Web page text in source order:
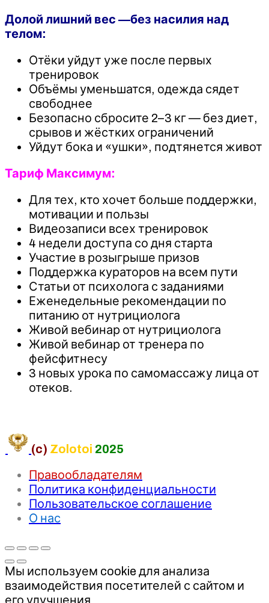
Долой лишний вес —без насилия над
телом:
Отёки уйдут уже после первых
тренировок
Объёмы уменьшатся, одежда сядет
свободнее
Безопасно сбросите 2–3 кг — без диет,
срывов и жёстких ограничений
Уйдут бока и «ушки», подтянется живот
Тариф Максимум:
Для тех, кто хочет больше поддержки,
мотивации и пользы
Видеозаписи всех тренировок
4 недели доступа со дня старта
Участие в розыгрыше призов
Поддержка кураторов на всем пути
Статьи от психолога с заданиями
Еженедельные рекомендации по
питанию от нутрициолога
Живой вебинар от нутрициолога
Живой вебинар от тренера по
фейсфитнесу
3 новых урока по самомассажу лица от
отеков.
(c) Zolotoi 2025
Правообладателям
Политика конфиденциальности
Пользовательское соглашение
О нас
Мы используем cookie для анализа
взаимодействия посетителей с сайтом и
его улучшения